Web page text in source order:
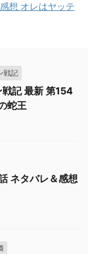
想 オレはヤッテ
戦記
戦記 最新 第154
蛇王
ネタバレ＆感想